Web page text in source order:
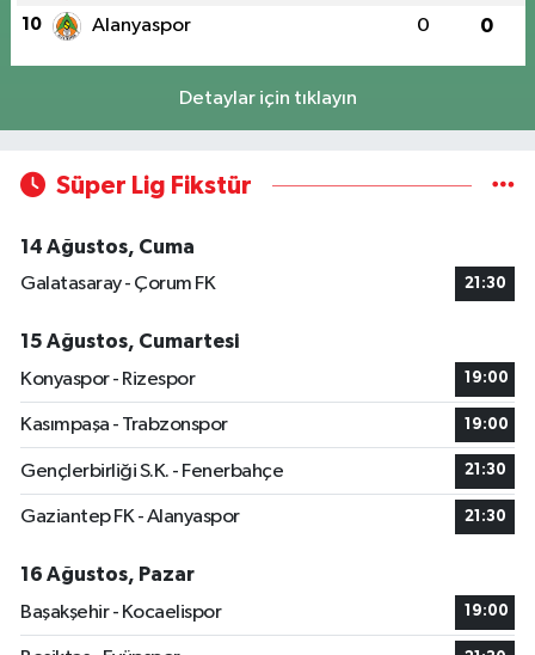
10 Alanyaspor 0 0
Detaylar için tıklayın
Süper Lig Fikstür
14 Ağustos, Cuma
Galatasaray - Çorum FK
21:30
15 Ağustos, Cumartesi
Konyaspor - Rizespor
19:00
Kasımpaşa - Trabzonspor 19:00
Gençlerbirliği S.K. - Fenerbahçe 21:30
Gaziantep FK - Alanyaspor 21:30
16 Ağustos, Pazar
Başakşehir - Kocaelispor
19:00